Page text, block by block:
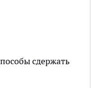
сдержать